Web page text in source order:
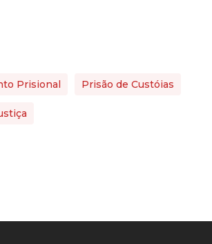
Prisional Prisão de Custóias